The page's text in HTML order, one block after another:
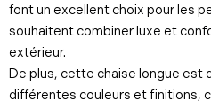
font un excellent choix pour les
souhaitent combiner luxe et
extérieur.
De plus, cette chaise longue est
différentes couleurs et finitions,